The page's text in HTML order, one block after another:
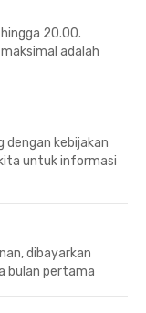
20.00.
adalah
dengan kebijakan
untuk informasi
dibayarkan
bulan pertama